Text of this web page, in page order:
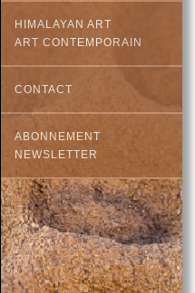
HIMALAYAN ART
ART CONTEMPORAIN
CONTACT
ABONNEMENT
NEWSLETTER